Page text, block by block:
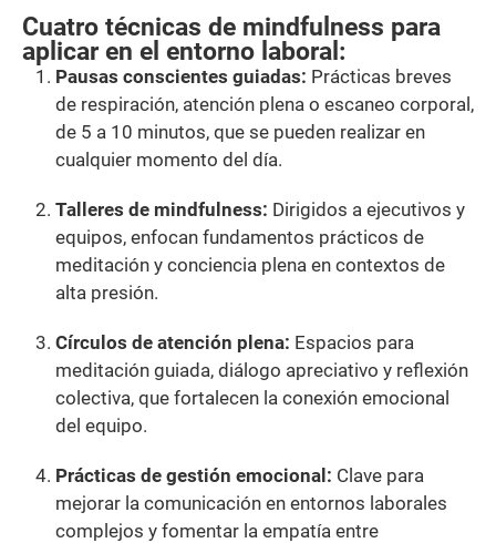
Cuatro técnicas de mindfulness para
aplicar en el entorno laboral:
Pausas conscientes guiadas: Prácticas breves
de respiración, atención plena o escaneo corporal,
de 5 a 10 minutos, que se pueden realizar en
cualquier momento del día.
Talleres de mindfulness: Dirigidos a ejecutivos y
equipos, enfocan fundamentos prácticos de
meditación y conciencia plena en contextos de
alta presión.
Círculos de atención plena: Espacios para
meditación guiada, diálogo apreciativo y reflexión
colectiva, que fortalecen la conexión emocional
del equipo.
Prácticas de gestión emocional: Clave para
mejorar la comunicación en entornos laborales
complejos y fomentar la empatía entre